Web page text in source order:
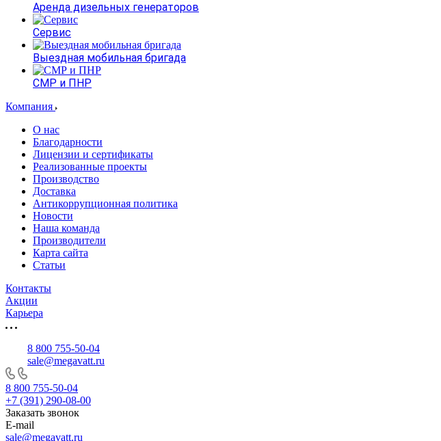
Аренда дизельных генераторов
Сервис
Выездная мобильная бригада
СМР и ПНР
Компания
О нас
Благодарности
Лицензии и сертификаты
Реализованные проекты
Производство
Доставка
Антикоррупционная политика
Новости
Наша команда
Производители
Карта сайта
Статьи
Контакты
Акции
Карьера
8 800 755-50-04
sale@megavatt.ru
8 800 755-50-04
+7 (391) 290-08-00
Заказать звонок
E-mail
sale@megavatt.ru